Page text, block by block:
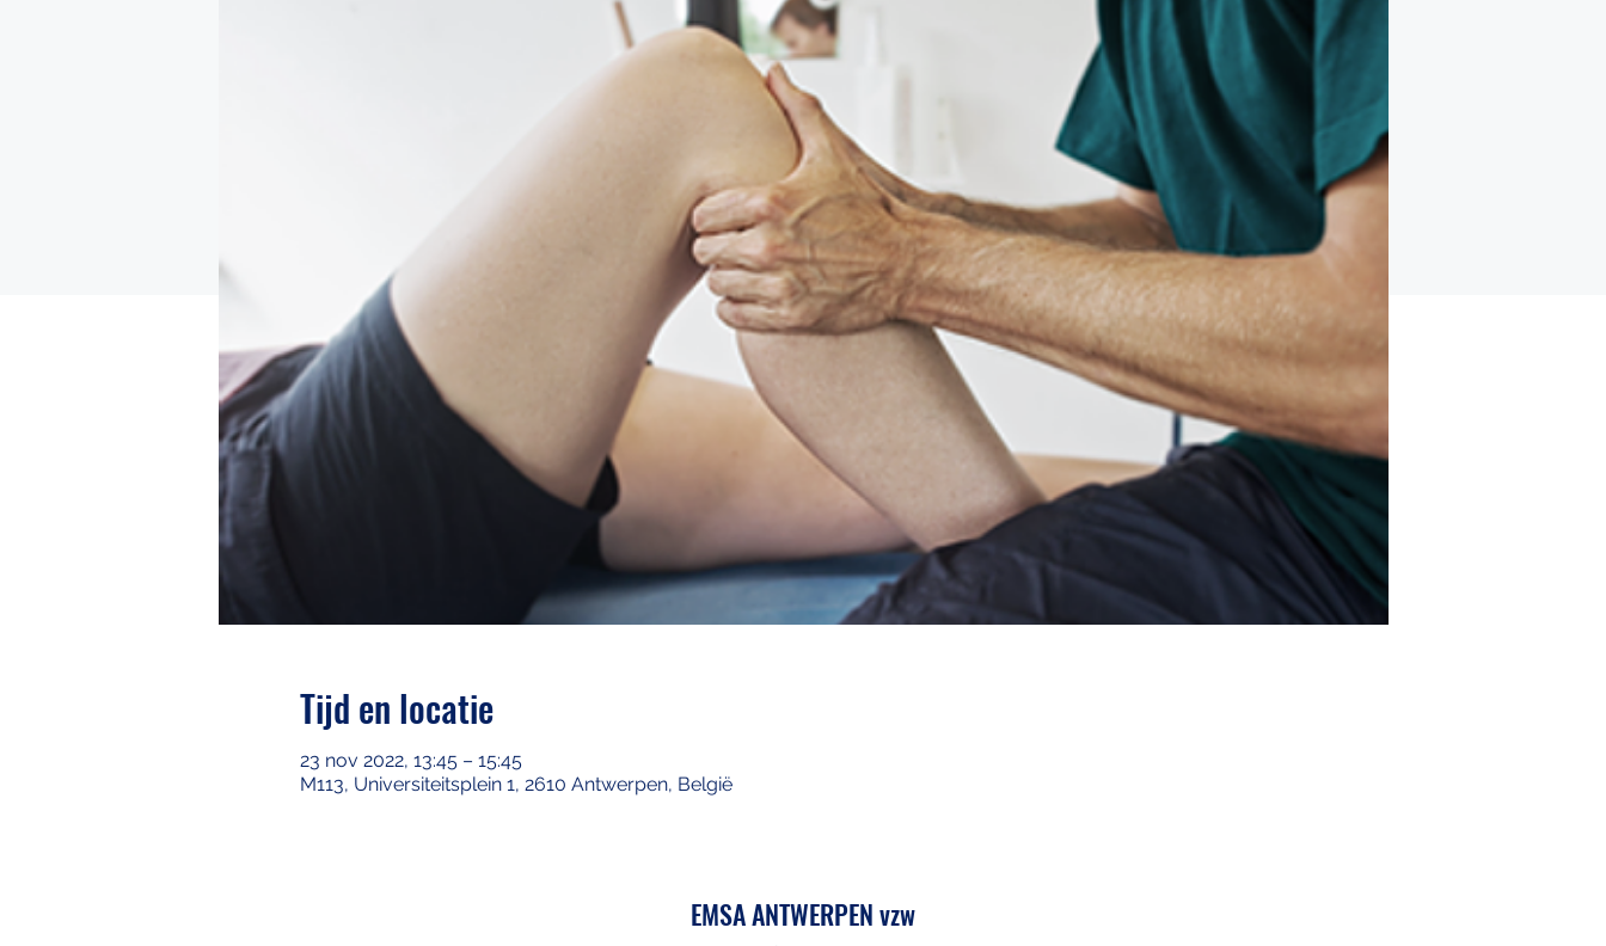
Tijd en locatie
23 nov 2022, 13:45 – 15:45
M113, Universiteitsplein 1, 2610 Antwerpen, België
EMSA ANTWERPEN vzw